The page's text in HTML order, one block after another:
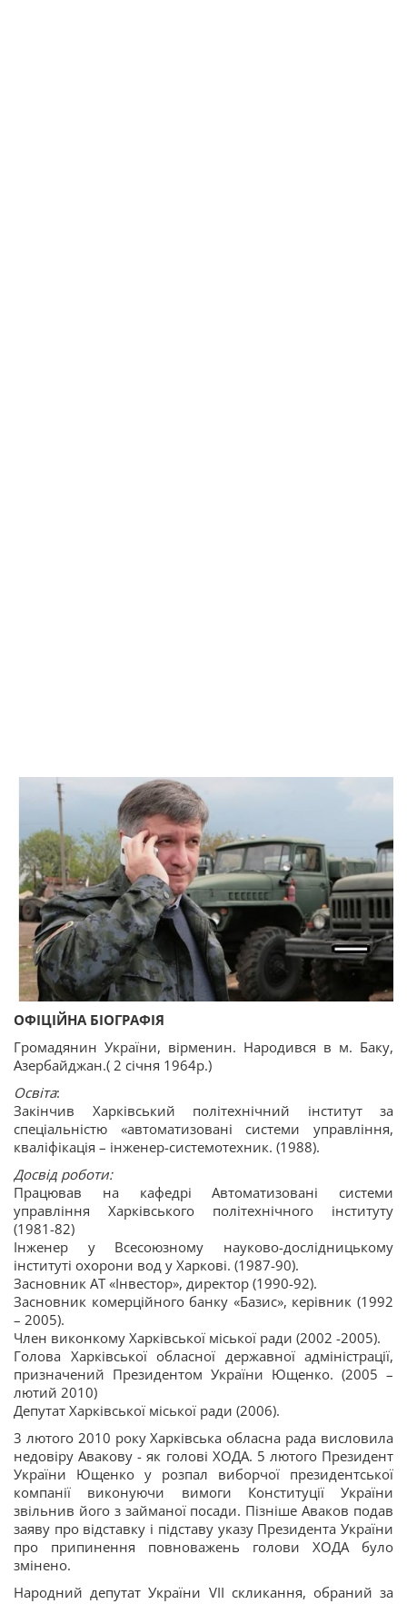
ОФІЦІЙНА БІОГРАФІЯ
Громадянин України, вірменин. Народився в м. Баку,
Азербайджан.( 2 січня 1964р.)
Освіта:
Закінчив Харківський політехнічний інститут за
спеціальністю «автоматизовані системи управління,
кваліфікація – інженер-системотехник. (1988).
Досвід роботи:
Працював на кафедрі Автоматизовані системи
управління Харківського політехнічного інституту
(1981-82)
Інженер у Всесоюзному науково-дослідницькому
інституті охорони вод у Харкові. (1987-90).
Засновник АТ «Інвестор», директор (1990-92).
Засновник комерційного банку «Базис», керівник (1992
– 2005).
Член виконкому Харківської міської ради (2002 -2005).
Голова Харківської обласної державної адміністрації,
призначений Президентом України Ющенко. (2005 –
лютий 2010)
Депутат Харківської міської ради (2006).
3 лютого 2010 року Харківська обласна рада висловила
недовіру Авакову - як голові ХОДА. 5 лютого Президент
України Ющенко у розпал виборчої президентської
компанії виконуючи вимоги Конституції України
звільнив його з займаної посади. Пізніше Аваков подав
заяву про відставку і підставу указу Президента України
про припинення повноважень голови ХОДА було
змінено.
Народний депутат України VII скликання, обраний за